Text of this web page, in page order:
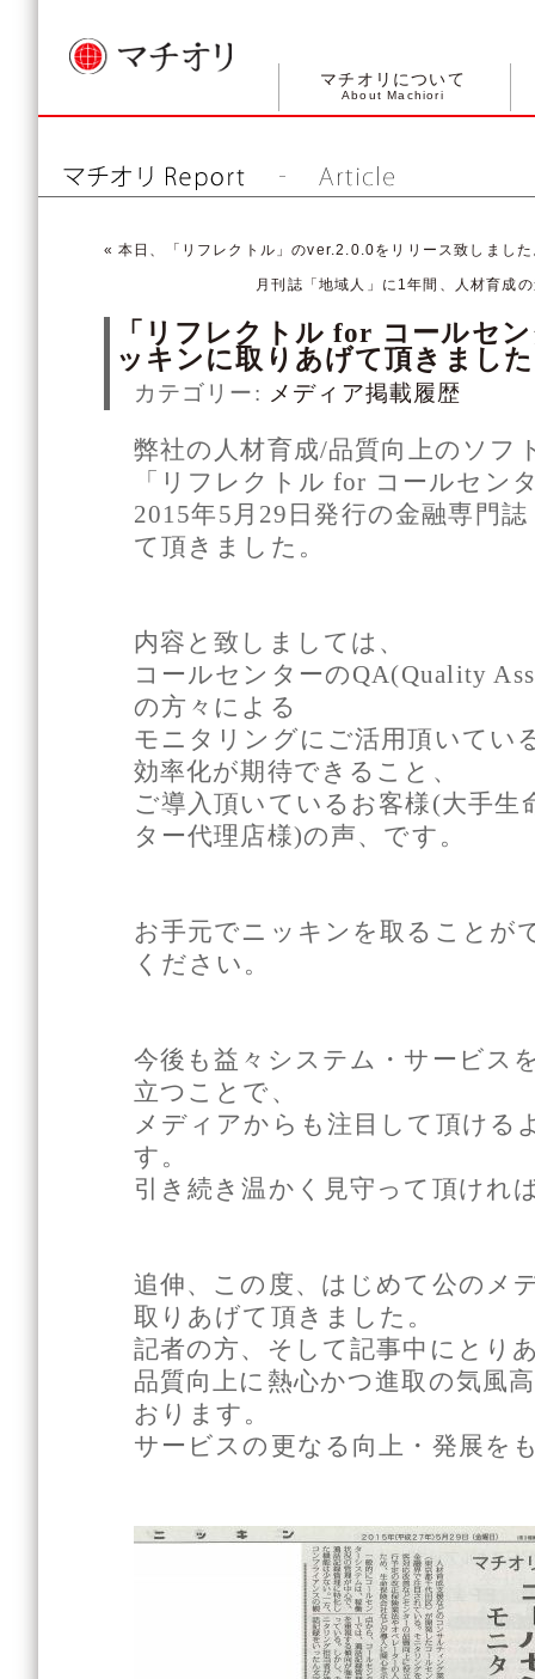
マチオリについて
About Machiori
« 本日、「リフレクトル」のver.2.0.0をリリース致しまし
月刊誌「地域人」に1年間、人材育成
「リフレクトル for コールセ
ッキンに取りあげて頂きました
カテゴリー: メディア掲載履歴
弊社の人材育成/品質向上のソフ
「リフレクトル for コールセン
2015年5月29日発行の金融専門
て頂きました。
内容と致しましては、
コールセンターのQA(Quality
の方々による
モニタリングにご活用頂いてい
効率化が期待できること、
ご導入頂いているお客様(大手生
ター代理店様)の声、です。
お手元でニッキンを取ることが
ください。
今後も益々システム・サービス
立つことで、
メディアからも注目して頂ける
す。
引き続き温かく見守って頂けれ
追伸、この度、はじめて公のメ
取りあげて頂きました。
記者の方、そして記事中にとり
品質向上に熱心かつ進取の気風
おります。
サービスの更なる向上・発展を